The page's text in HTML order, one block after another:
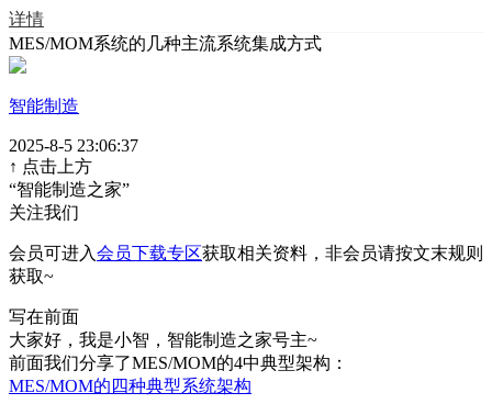
详情
MES/MOM系统的几种主流系统集成方式
智能制造
2025-8-5 23:06:37
↑ 点击上方
“智能制造之家”
关注我们
会员可进入会员下载专区获取相关资料 ，非会员请按文末规则
获取~
写在前面
大家好，我是小智，智能制造之家号主~
前面我们分享了MES/MOM的4中典型架构：
MES/MOM的四种典型系统架构